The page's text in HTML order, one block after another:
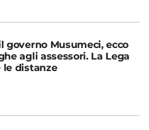
governo Musumeci, ecco
agli assessori. La Lega
le distanze